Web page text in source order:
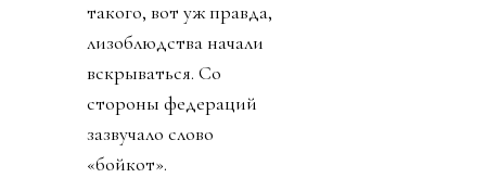
такого, вот уж правда,
лизоблюдства начали
вскрываться. Со
стороны федераций
зазвучало слово
«бойкот».